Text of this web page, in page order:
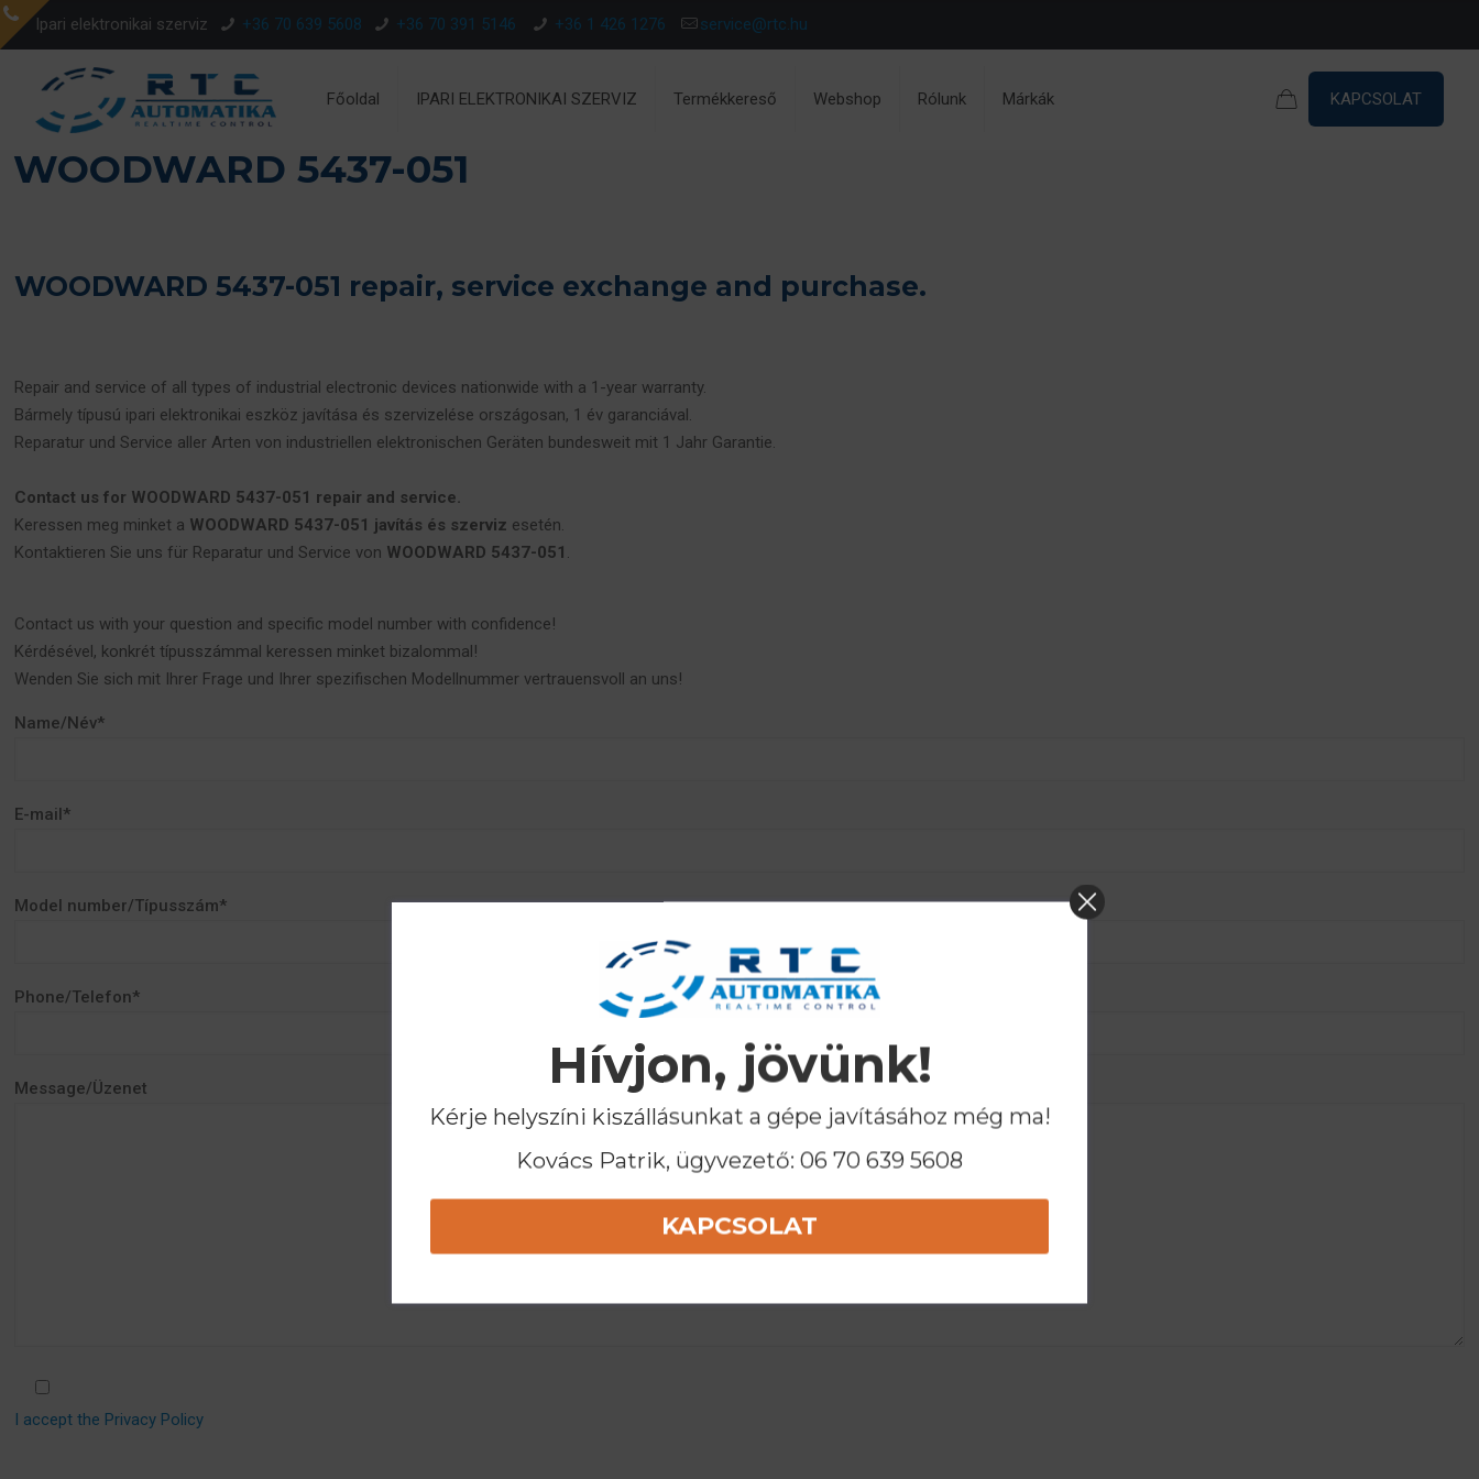
Ipari elektronikai szerviz +36 70 639 5608 +36 70 391 5146 +36 1 426 1276 service@rtc.hu
Főoldal IPARI ELEKTRONIKAI SZERVIZ Termékkereső Webshop Rólunk Márkák KAPCSOLAT
WOODWARD 5437-051
WOODWARD 5437-051 repair, service exchange and purchase.
Repair and service of all types of industrial electronic devices nationwide with a 1-year warranty.
Bármely típusú ipari elektronikai eszköz javítása és szervizelése országosan, 1 év garanciával.
Reparatur und Service aller Arten von industriellen elektronischen Geräten bundesweit mit 1 Jahr Garantie.
Contact us for WOODWARD 5437-051 repair and service.
Keressen meg minket a WOODWARD 5437-051 javítás és szerviz esetén.
Kontaktieren Sie uns für Reparatur und Service von WOODWARD 5437-051 .
Contact us with your question and specific model number with confidence!
Kérdésével, konkrét típusszámmal keressen minket bizalommal!
Wenden Sie sich mit Ihrer Frage und Ihrer spezifischen Modellnummer vertrauensvoll an uns!
Name/Név*
E-mail*
Model number/Típusszám*
Phone/Telefon*
Message/Üzenet
I accept the Privacy Policy
Hívjon, jövünk!
Kérje helyszíni kiszállásunkat a gépe javításához még ma!
Kovács Patrik, ügyvezető: 06 70 639 5608
KAPCSOLAT